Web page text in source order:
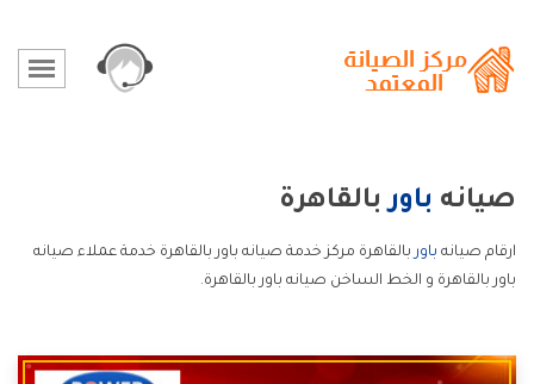
صيانه باوربالقاهرة
ارقام صيانه باوربالقاهرة مركز خدمة صيانه باور بالقاهرة خدمة عملاء صيانه
باور بالقاهرة و الخط الساخن صيانه باور بالقاهرة.